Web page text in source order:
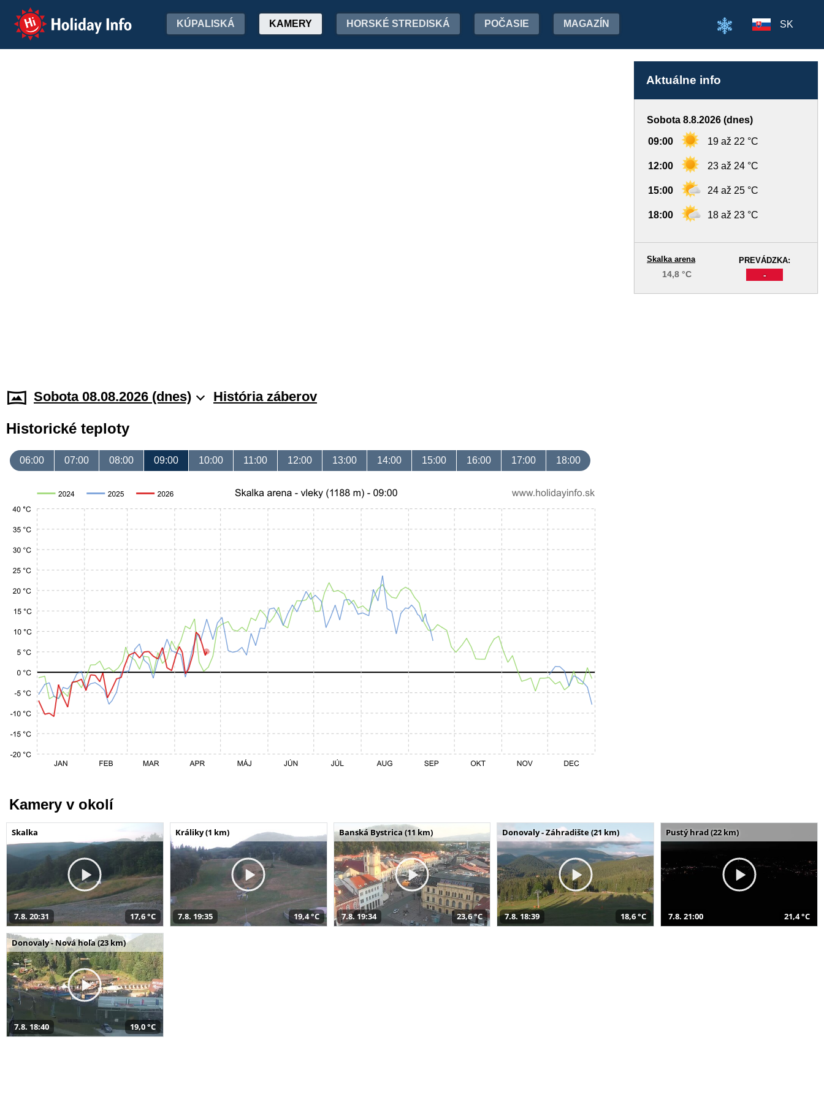
Holiday Info KÚPALISKÁ KAMERY HORSKÉ STREDISKÁ POČASIE MAGAZÍN SK
Aktuálne info
Sobota 8.8.2026 (dnes)
09:00 19 až 22 °C
12:00 23 až 24 °C
15:00 24 až 25 °C
18:00 18 až 23 °C
PREVÁDZKA:
-
Skalka arena
14,8 °C
Sobota 08.08.2026 (dnes) História záberov
Historické teploty
06:00 07:00 08:00 09:00 10:00 11:00 12:00 13:00 14:00 15:00 16:00 17:00 18:00
Kamery v okolí
Skalka
7.8. 20:31 17,6 °C
Králiky (1 km)
7.8. 19:35 19,4 °C
Banská Bystrica (11 km)
7.8. 19:34 23,6 °C
Donovaly - Záhradište (21 km)
7.8. 18:39 18,6 °C
Pustý hrad (22 km)
7.8. 21:00 21,4 °C
Donovaly - Nová hoľa (23 km)
7.8. 18:40 19,0 °C